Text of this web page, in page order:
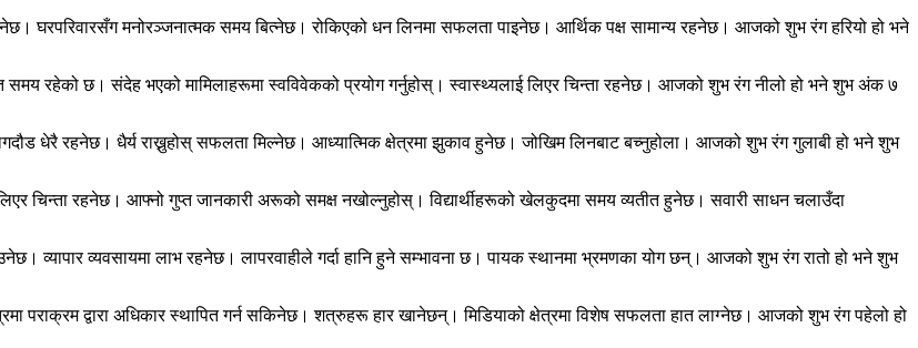
घरपरिवारसँग मनोरञ्जनात्मक समय बित्नेछ। रोकिएको धन लिनमा सफलता पाइनेछ। आर्थिक पक्ष सामान्य रहनेछ। आजको शुभ रंग हरियो हो भने
समय रहेको छ। संदेह भएको मामिलाहरूमा स्वविवेकको प्रयोग गर्नुहोस्। स्वास्थ्यलाई लिएर चिन्ता रहनेछ। आजको शुभ रंग नीलो हो भने शुभ अंक ७
धेरै रहनेछ। धैर्य राख्नुहोस् सफलता मिल्नेछ। आध्यात्मिक क्षेत्रमा झुकाव हुनेछ। जोखिम लिनबाट बच्नुहोला। आजको शुभ रंग गुलाबी हो भने शुभ
चिन्ता रहनेछ। आफ्नो गुप्त जानकारी अरूको समक्ष नखोल्नुहोस्। विद्यार्थीहरूको खेलकुदमा समय व्यतीत हुनेछ। सवारी साधन चलाउँदा
व्यापार व्यवसायमा लाभ रहनेछ। लापरवाहीले गर्दा हानि हुने सम्भावना छ। पायक स्थानमा भ्रमणका योग छन्। आजको शुभ रंग रातो हो भने शुभ
पराक्रम द्वारा अधिकार स्थापित गर्न सकिनेछ। शत्रुहरू हार खानेछन्। मिडियाको क्षेत्रमा विशेष सफलता हात लाग्नेछ। आजको शुभ रंग पहेलो हो